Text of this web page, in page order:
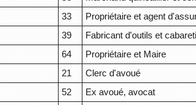
33 Propriétaire et agent
39 Fabricant d'outils et
64 Propriétaire et Maire
21 Clerc d'avoué
52 Ex avoué, avocat